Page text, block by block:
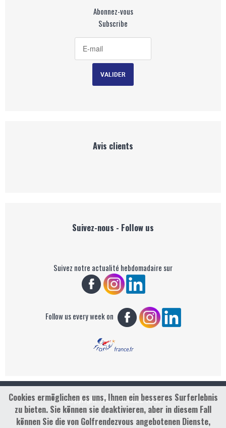
Abonnez-vous
Subscribe
Avis clients
Suivez-nous - Follow us
Suivez notre actualité hebdomadaire sur
Follow us every week on
Copyright : Golf Rendez-vous
Cookies ermöglichen es uns, Ihnen ein besseres Surferlebnis
zu bieten. Sie können sie deaktivieren, aber in diesem Fall
können Sie die von Golfrendezvous angebotenen Dienste,